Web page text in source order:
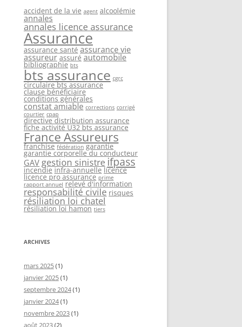
accident de la vie agent alcoolémie
annales
annales licence assurance
Assurance
assurance santé assurance vie
assureur assuré automobile
bibliographie bts
bts assurance cgrc
circulaire bts assurance
clause bénéficiaire
conditions générales
constat amiable corrections corrigé
courtier cpap
directive distribution assurance
fiche activité U32 bts assurance
France Assureurs
franchise fédération garantie
garantie corporelle du conducteur
GAV gestion sinistre ifpass
incendie infra-annuelle licence
licence pro assurance prime
rapport annuel relevé d'information
responsabilité civile risques
résiliation loi chatel
résiliation loi hamon tiers
ARCHIVES
mars 2025(1)
janvier 2025(1)
septembre 2024(1)
janvier 2024(1)
novembre 2023(1)
août 2023(2)